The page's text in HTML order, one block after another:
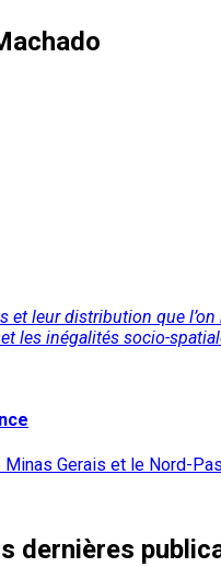
et leur distribution que
les inégalités socio-
Gerais et le Nord-
dernières